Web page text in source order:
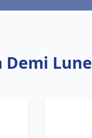
Demi Lune